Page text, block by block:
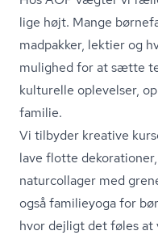
lige højt. Mange
madpakker, lektier og
mulighed for at sætte
kulturelle oplevelser,
familie.
Vi tilbyder kreative
lave flotte
naturcollager med
også familieyoga for
hvor dejligt det føles